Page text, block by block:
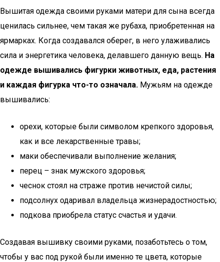
Вышитая одежда своими руками матери для сына всегда
ценилась сильнее, чем такая же рубаха, приобретенная на
ярмарках. Когда создавался оберег, в него улаживались
сила и энергетика человека, делавшего данную вещь. На
одежде вышивались фигурки животных, еда, растения
и каждая фигурка что-то означала. Мужьям на одежде
вышивались:
орехи, которые были символом крепкого здоровья,
как и все лекарственные травы;
маки обеспечивали выполнение желания;
перец – знак мужского здоровья;
чеснок стоял на страже против нечистой силы;
подсолнух одаривал владельца жизнерадостностью;
подкова приобрела статус счастья и удачи.
Создавая вышивку своими руками, позаботьтесь о том,
чтобы у вас под рукой были именно те цвета, которые